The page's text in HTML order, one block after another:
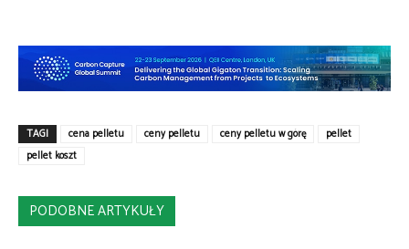
TAGI cena pelletu ceny pelletu ceny pelletu w górę
pellet
pellet koszt
PODOBNE ARTYKUŁY